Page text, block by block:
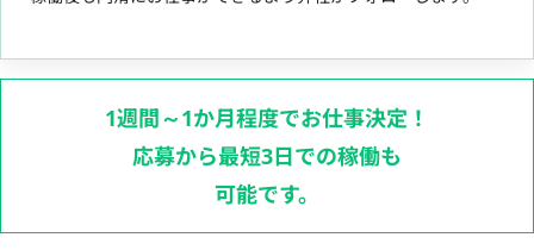
1週間～1か月程度でお仕事決定！
応募から最短3日での稼働も
可能です。